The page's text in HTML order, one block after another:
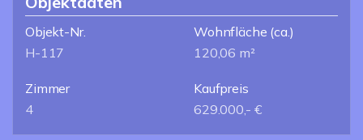
Objekt-Nr.
H-117
Wohnfläche (ca.)
120,06 m²
Zimmer
4
Kaufpreis
629.000,- €